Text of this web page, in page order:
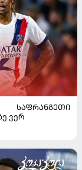
ᲡᲐᲤᲠᲐᲜᲒᲔᲗᲘ
ვერ